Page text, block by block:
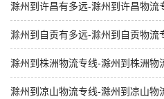
滁州到许昌有多远-滁州到许昌物流
滁州到自贡有多远-滁州到自贡物流
滁州到株洲物流专线-滁州到株洲物
滁州到凉山物流专线-滁州到凉山物